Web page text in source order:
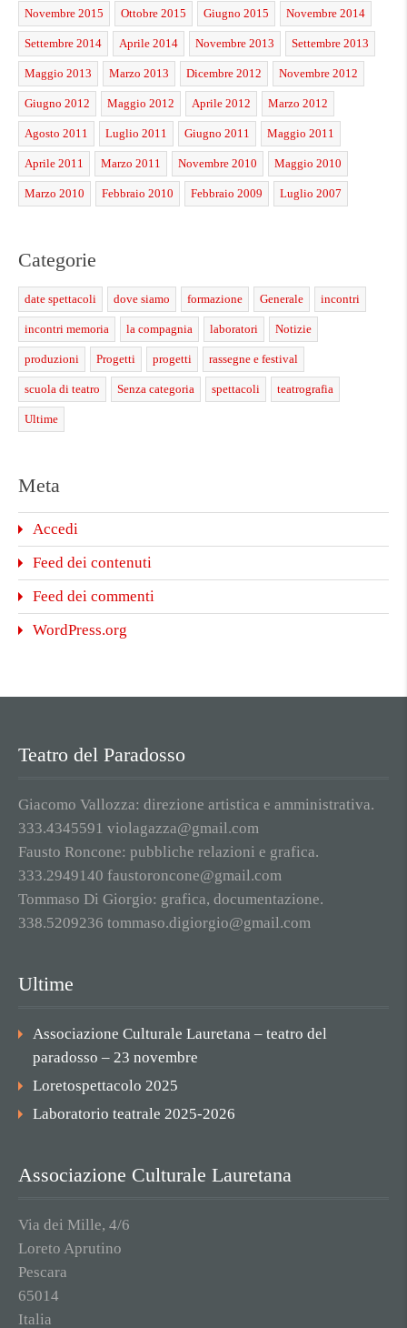
Novembre 2015 Ottobre 2015 Giugno 2015 Novembre 2014
Settembre 2014 Aprile 2014 Novembre 2013 Settembre 2013
Maggio 2013 Marzo 2013 Dicembre 2012 Novembre 2012
Giugno 2012 Maggio 2012 Aprile 2012 Marzo 2012
Agosto 2011 Luglio 2011 Giugno 2011 Maggio 2011
Aprile 2011 Marzo 2011 Novembre 2010 Maggio 2010
Marzo 2010 Febbraio 2010 Febbraio 2009 Luglio 2007
Categorie
date spettacoli dove siamo formazione Generale incontri
incontri memoria la compagnia laboratori Notizie
produzioni Progetti progetti rassegne e festival
scuola di teatro Senza categoria spettacoli teatrografia
Ultime
Meta
Accedi
Feed dei contenuti
Feed dei commenti
WordPress.org
Teatro del Paradosso
Giacomo Vallozza: direzione artistica e amministrativa.
333.4345591 violagazza@gmail.com
Fausto Roncone: pubbliche relazioni e grafica.
333.2949140 faustoroncone@gmail.com
Tommaso Di Giorgio: grafica, documentazione.
338.5209236 tommaso.digiorgio@gmail.com
Ultime
Associazione Culturale Lauretana – teatro del
paradosso – 23 novembre
Loretospettacolo 2025
Laboratorio teatrale 2025-2026
Associazione Culturale Lauretana
Via dei Mille, 4/6
Loreto Aprutino
Pescara
65014
Italia